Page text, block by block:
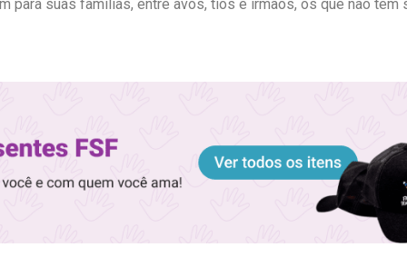
para suas famílias, entre avós, tios e irmãos, os que não tem